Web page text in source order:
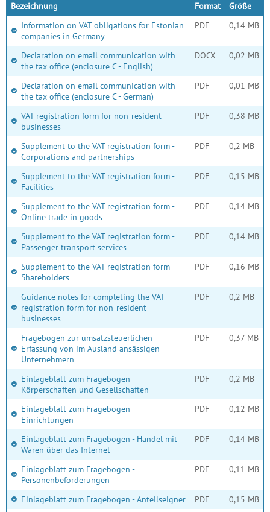
Bezeichnung Format
Größe
Information on VAT obligations for Estonian
companies in Germany
PDF 0,14 MB
Declaration on email communication with
the tax office (enclosure C - English)
DOCX 0,02 MB
Declaration on email communication with
the tax office (enclosure C - German)
PDF 0,01 MB
VAT registration form for non-resident
businesses
PDF 0,38 MB
Supplement to the VAT registration form -
Corporations and partnerships
PDF 0,2 MB
Supplement to the VAT registration form -
Facilities
PDF 0,15 MB
Supplement to the VAT registration form -
Online trade in goods
PDF 0,14 MB
Supplement to the VAT registration form -
Passenger transport services
PDF 0,14 MB
Supplement to the VAT registration form -
Shareholders
PDF 0,16 MB
Guidance notes for completing the VAT
registration form for non-resident
businesses
PDF 0,2 MB
Fragebogen zur umsatzsteuerlichen
Erfassung von im Ausland ansässigen
Unternehmern
PDF 0,37 MB
Einlageblatt zum Fragebogen -
Körperschaften und Gesellschaften
PDF 0,2 MB
Einlageblatt zum Fragebogen -
Einrichtungen
PDF 0,12 MB
Einlageblatt zum Fragebogen - Handel mit
Waren über das Internet
PDF 0,14 MB
Einlageblatt zum Fragebogen -
Personenbeförderungen
PDF 0,11 MB
Einlageblatt zum Fragebogen - Anteilseigner PDF
0,15 MB